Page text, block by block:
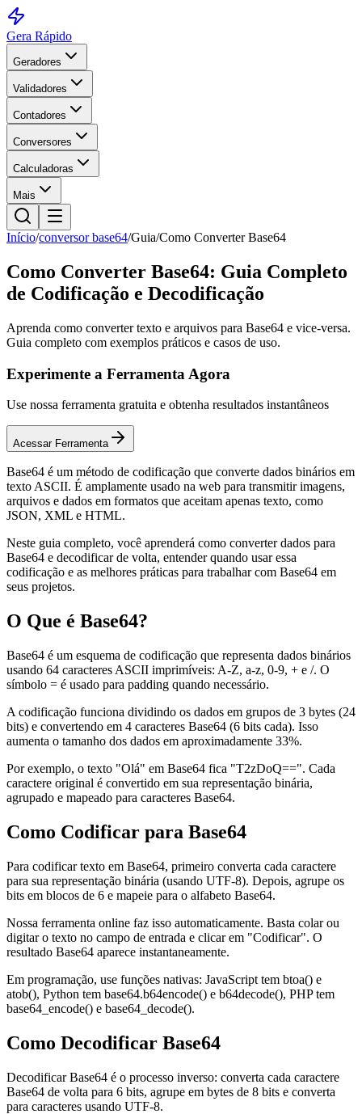
Gera Rápido
Geradores
Validadores
Contadores
Conversores
Calculadoras
Mais
Início/conversor base64/Guia/Como Converter Base64
Como Converter Base64: Guia Completo
de Codificação e Decodificação
Aprenda como converter texto e arquivos para Base64 e vice-versa.
Guia completo com exemplos práticos e casos de uso.
Experimente a Ferramenta Agora
Use nossa ferramenta gratuita e obtenha resultados instantâneos
Acessar Ferramenta
Base64 é um método de codificação que converte dados binários em
texto ASCII. É amplamente usado na web para transmitir imagens,
arquivos e dados em formatos que aceitam apenas texto, como
JSON, XML e HTML.
Neste guia completo, você aprenderá como converter dados para
Base64 e decodificar de volta, entender quando usar essa
codificação e as melhores práticas para trabalhar com Base64 em
seus projetos.
O Que é Base64?
Base64 é um esquema de codificação que representa dados binários
usando 64 caracteres ASCII imprimíveis: A-Z, a-z, 0-9, + e /. O
símbolo = é usado para padding quando necessário.
A codificação funciona dividindo os dados em grupos de 3 bytes (24
bits) e convertendo em 4 caracteres Base64 (6 bits cada). Isso
aumenta o tamanho dos dados em aproximadamente 33%.
Por exemplo, o texto "Olá" em Base64 fica "T2zDoQ==". Cada
caractere original é convertido em sua representação binária,
agrupado e mapeado para caracteres Base64.
Como Codificar para Base64
Para codificar texto em Base64, primeiro converta cada caractere
para sua representação binária (usando UTF-8). Depois, agrupe os
bits em blocos de 6 e mapeie para o alfabeto Base64.
Nossa ferramenta online faz isso automaticamente. Basta colar ou
digitar o texto no campo de entrada e clicar em "Codificar". O
resultado Base64 aparece instantaneamente.
Em programação, use funções nativas: JavaScript tem btoa() e
atob(), Python tem base64.b64encode() e b64decode(), PHP tem
base64_encode() e base64_decode().
Como Decodificar Base64
Decodificar Base64 é o processo inverso: converta cada caractere
Base64 de volta para 6 bits, agrupe em bytes de 8 bits e converta
para caracteres usando UTF-8.